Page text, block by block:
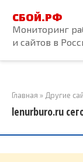
контенту
СБОЙ.РФ
Мониторинг
и сайтов в
Главная » Другие
lenurburo.ru